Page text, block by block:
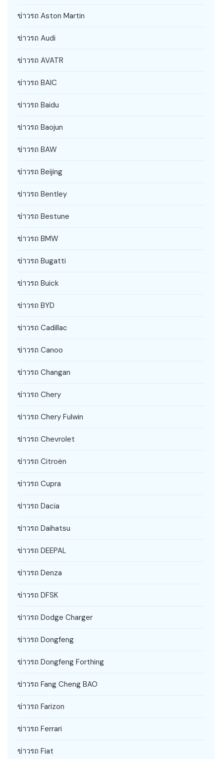
ข่าวรถ Aston Martin
ข่าวรถ Audi
ข่าวรถ AVATR
ข่าวรถ BAIC
ข่าวรถ Baidu
ข่าวรถ Baojun
ข่าวรถ BAW
ข่าวรถ Beijing
ข่าวรถ Bentley
ข่าวรถ Bestune
ข่าวรถ BMW
ข่าวรถ Bugatti
ข่าวรถ Buick
ข่าวรถ BYD
ข่าวรถ Cadillac
ข่าวรถ Canoo
ข่าวรถ Changan
ข่าวรถ Chery
ข่าวรถ Chery Fulwin
ข่าวรถ Chevrolet
ข่าวรถ Citroën
ข่าวรถ Cupra
ข่าวรถ Dacia
ข่าวรถ Daihatsu
ข่าวรถ DEEPAL
ข่าวรถ Denza
ข่าวรถ DFSK
ข่าวรถ Dodge Charger
ข่าวรถ Dongfeng
ข่าวรถ Dongfeng Forthing
ข่าวรถ Fang Cheng BAO
ข่าวรถ Farizon
ข่าวรถ Ferrari
ข่าวรถ Fiat